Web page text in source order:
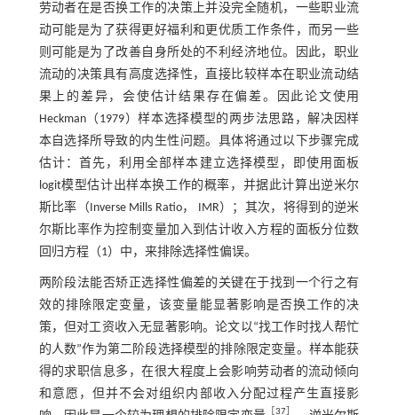
劳动者在是否换工作的决策上并没完全随机，一些职业流
动可能是为了获得更好福利和更优质工作条件，而另一些
则可能是为了改善自身所处的不利经济地位。因此，职业
流动的决策具有高度选择性，直接比较样本在职业流动结
果上的差异，会使估计结果存在偏差。因此论文使用
Heckman（1979）样本选择模型的两步法思路，解决因样
本自选择所导致的内生性问题。具体将通过以下步骤完成
估计：首先，利用全部样本建立选择模型，即使用面板
logit模型估计出样本换工作的概率，并据此计算出逆米尔
斯比率（Inverse Mills Ratio， IMR）；其次，将得到的逆米
尔斯比率作为控制变量加入到估计收入方程的面板分位数
回归方程（1）中，来排除选择性偏误。
两阶段法能否矫正选择性偏差的关键在于找到一个行之有
效的排除限定变量，该变量能显著影响是否换工作的决
策，但对工资收入无显著影响。论文以“找工作时找人帮忙
的人数”作为第二阶段选择模型的排除限定变量。样本能获
得的求职信息多，在很大程度上会影响劳动者的流动倾向
和意愿，但并不会对组织内部收入分配过程产生直接影
［37］